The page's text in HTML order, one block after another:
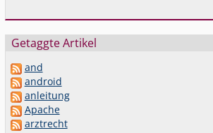
Getaggte Artikel
and
android
anleitung
Apache
arztrecht